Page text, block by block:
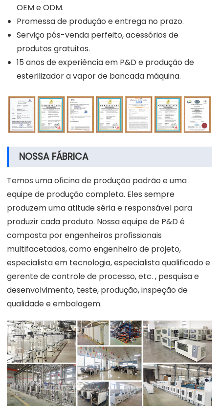
OEM e ODM.
Promessa de produção e entrega no prazo.
Serviço pós-venda perfeito, acessórios de
produtos gratuitos.
15 anos de experiência em P&D e produção de
esterilizador a vapor de bancada máquina.
NOSSA FÁBRICA
Temos uma oficina de produção padrão e uma
equipe de produção completa. Eles sempre
produzem uma atitude séria e responsável para
produzir cada produto. Nossa equipe de P&D é
composta por engenheiros profissionais
multifacetados, como engenheiro de projeto,
especialista em tecnologia, especialista qualificado e
gerente de controle de processo, etc. , pesquisa e
desenvolvimento, teste, produção, inspeção de
qualidade e embalagem.